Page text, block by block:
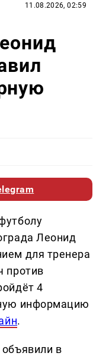
11.08.2026, 02:59
Леонид
для тренера
против
4
информацию
.
в